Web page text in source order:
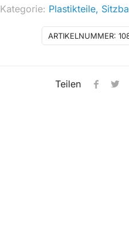
ARTIKELNUMMER:
Kategorie: Plastikteile,
Teilen